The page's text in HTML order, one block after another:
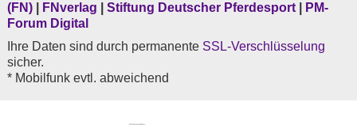
(FN)
FNverlag Stiftung Deutscher Pferdesport
PM-
Forum Digital
Ihre Daten sind durch permanente SSL-Verschlüsselung
sicher.
* Mobilfunk evtl. abweichend